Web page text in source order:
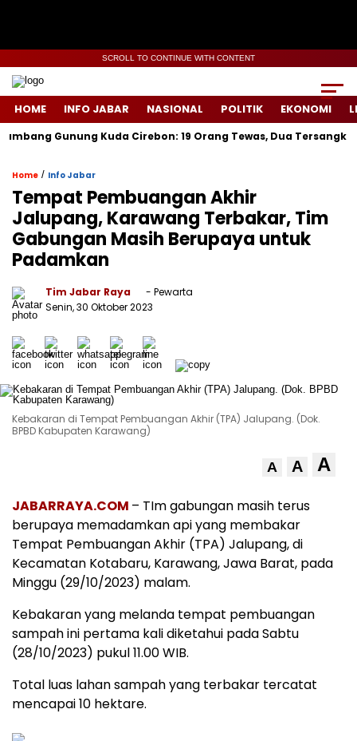
SCROLL TO CONTINUE WITH CONTENT
HOME INFO JABAR NASIONAL POLITIK EKONOMI
Gunung Kuda Cirebon: 19 Orang Tewas, Dua Tersangka
Home / Info Jabar
Tempat Pembuangan Akhir
Jalupang, Karawang Terbakar, Tim
Gabungan Masih Berupaya untuk
Padamkan
Tim Jabar Raya
- Pewarta
Senin, 30 Oktober 2023
Kebakaran di Tempat Pembuangan Akhir (TPA) Jalupang. (Dok.
BPBD Kabupaten Karawang)
A A A
JABARRAYA.COM – TIm gabungan masih terus
berupaya memadamkan api yang membakar
Tempat Pembuangan Akhir (TPA) Jalupang, di
Kecamatan Kotabaru, Karawang, Jawa Barat, pada
Minggu (29/10/2023) malam.
Kebakaran yang melanda tempat pembuangan
sampah ini pertama kali diketahui pada Sabtu
(28/10/2023) pukul 11.00 WIB.
Total luas lahan sampah yang terbakar tercatat
mencapai 10 hektare.